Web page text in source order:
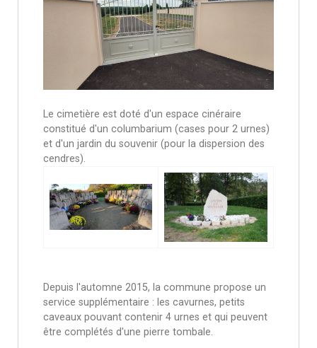
Le cimetière est doté d'un espace cinéraire
constitué d'un columbarium (cases pour 2 urnes)
et d'un jardin du souvenir (pour la dispersion des
cendres).
Depuis l'automne 2015, la commune propose un
service supplémentaire : les cavurnes, petits
caveaux pouvant contenir 4 urnes et qui peuvent
être complétés d'une pierre tombale.